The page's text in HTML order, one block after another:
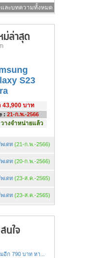
ละบทความทั้งหมด
S23
43,900 บาท
: 21-ก.พ.-2566
วางจำหน่ายแล้ว
เดท (21-ก.พ.-2566)
เดท (20-ก.พ.-2566)
เดท (23-ส.ค.-2565)
เดท (23-ส.ค.-2565)
ก 790 บาท หา...